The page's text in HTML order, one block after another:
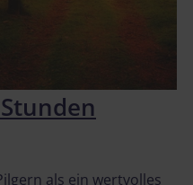
als ein wertvolles